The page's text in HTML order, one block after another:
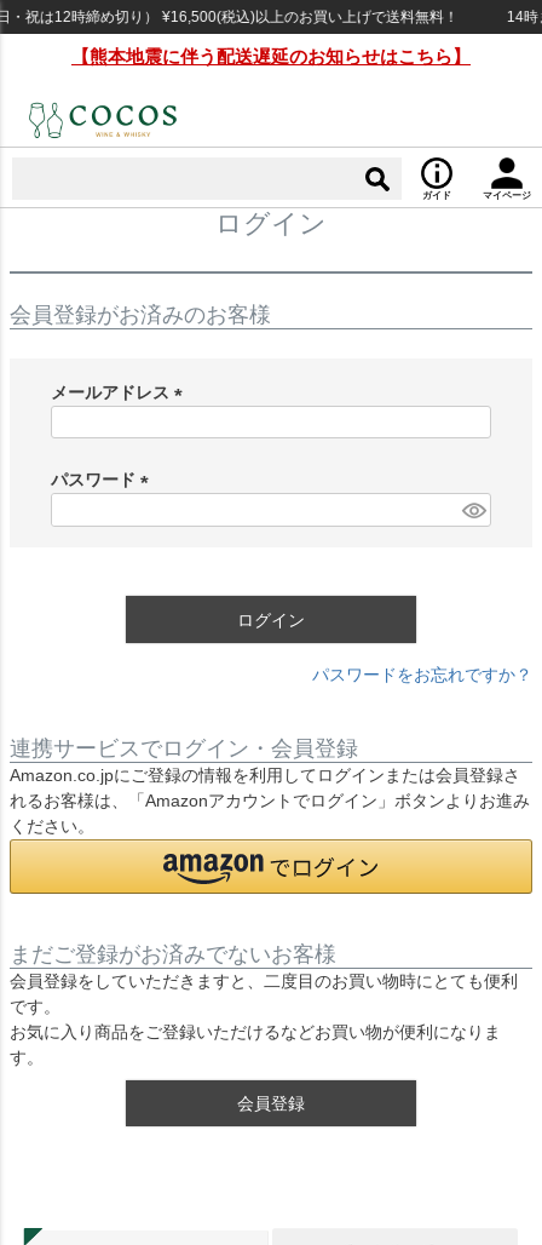
祝は12時締め切り） ¥16,500(税込)以上のお買い上げで送料無料！ 14時
【熊本地震に伴う配送遅延のお知らせはこちら】
ガイド マイページ
ログイン
会員登録がお済みのお客様
メールアドレス
)
パスワード
ログイン
パスワードをお忘れですか？
連携サービスでログイン・会員登録
Amazon.co.jpにご登録の情報を利用してログインまたは会員登録さ
れるお客様は、「Amazonアカウントでログイン」ボタンよりお進み
ください。
まだご登録がお済みでないお客様
会員登録をしていただきますと、二度目のお買い物時にとても便利
です。
お気に入り商品をご登録いただけるなどお買い物が便利になりま
す。
会員登録